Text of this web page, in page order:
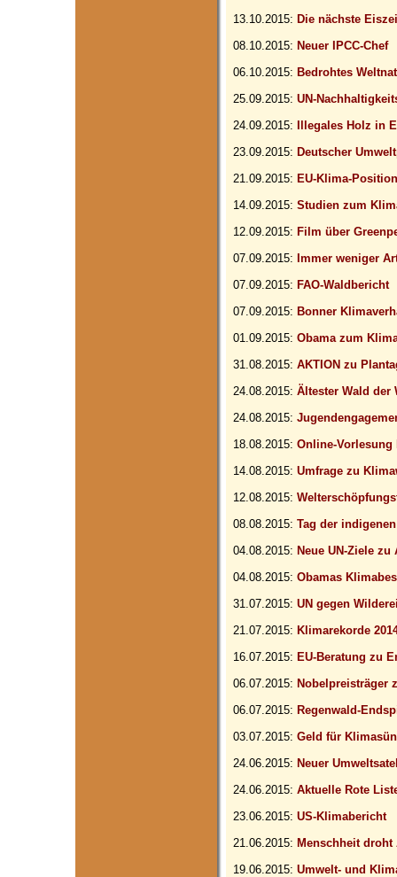
13.10.2015: Die nächste
08.10.2015: Neuer IPCC-Chef
06.10.2015: Bedrohtes
25.09.2015: UN-
24.09.2015:
Illegales Holz in
23.09.2015: Deutscher
21.09.2015: EU-Klima-Position
14.09.2015: Studien zum
12.09.2015: Film über
07.09.2015: Immer weniger
07.09.2015: FAO-Waldbericht
07.09.2015: Bonner
01.09.2015: Obama zum
31.08.2015: AKTION zu
24.08.2015: Ältester Wald der
24.08.2015:
18.08.2015: Online-Vorlesung
14.08.2015: Umfrage zu
12.08.2015:
08.08.2015: Tag der
04.08.2015: Neue UN-Ziele
04.08.2015: Obamas
31.07.2015: UN gegen
21.07.2015: Klimarekorde
16.07.2015: EU-Beratung zu
06.07.2015: Nobelpreisträger
06.07.2015: Regenwald-
03.07.2015: Geld für
24.06.2015: Neuer
24.06.2015: Aktuelle Rote
23.06.2015: US-Klimabericht
21.06.2015: Menschheit droht
19.06.2015: Umwelt- und